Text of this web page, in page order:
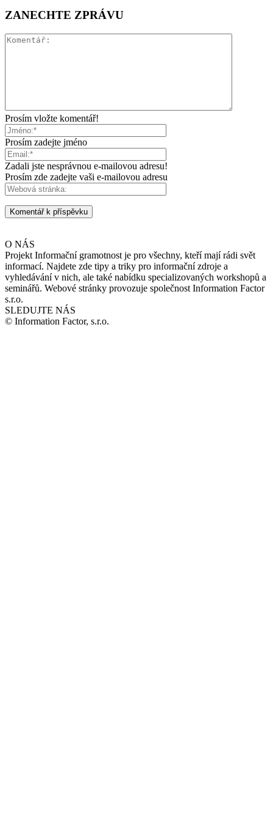
ZANECHTE ZPRÁVU
Prosím vložte komentář!
Prosím zadejte jméno
Zadali jste nesprávnou e-mailovou adresu!
Prosím zde zadejte vaši e-mailovou adresu
O NÁS
Projekt Informační gramotnost je pro všechny, kteří mají rádi svět
informací. Najdete zde tipy a triky pro informační zdroje a
vyhledávání v nich, ale také nabídku specializovaných workshopů a
seminářů. Webové stránky provozuje společnost Information Factor
s.r.o.
SLEDUJTE NÁS
© Information Factor, s.r.o.